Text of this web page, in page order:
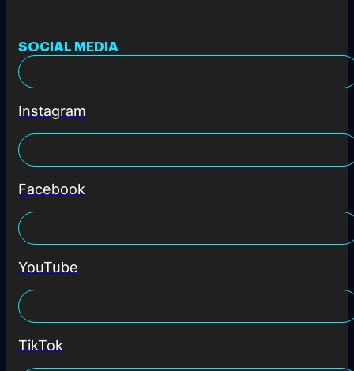
SOCIAL MEDIA
Instagram
Facebook
YouTube
TikTok